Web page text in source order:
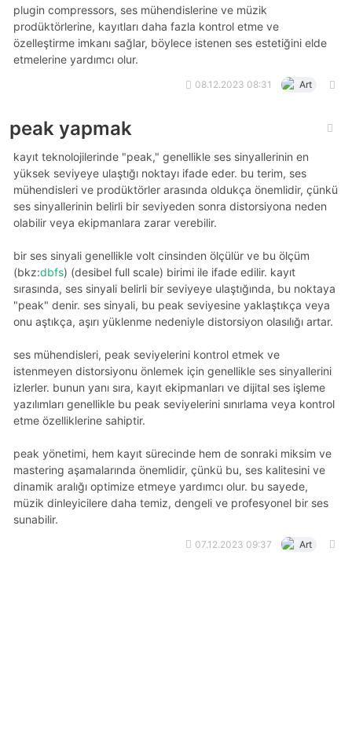
plugin compressors, ses mühendislerine ve müzik
prodüktörlerine, kayıtları daha fazla kontrol etme ve
özelleştirme imkanı sağlar, böylece istenen ses estetiğini elde
etmelerine yardımcı olur.
08.12.2023 08:31 Art
peak yapmak
kayıt teknolojilerinde "peak," genellikle ses sinyallerinin en
yüksek seviyeye ulaştığı noktayı ifade eder. bu terim, ses
mühendisleri ve prodüktörler arasında oldukça önemlidir, çünkü
ses sinyallerinin belirli bir seviyeden sonra distorsiyona neden
olabilir veya ekipmanlara zarar verebilir.
bir ses sinyali genellikle volt cinsinden ölçülür ve bu ölçüm
(bkz:dbfs) (desibel full scale) birimi ile ifade edilir. kayıt
sırasında, ses sinyali belirli bir seviyeye ulaştığında, bu noktaya
"peak" denir. ses sinyali, bu peak seviyesine yaklaştıkça veya
onu aştıkça, aşırı yüklenme nedeniyle distorsiyon olasılığı artar.
ses mühendisleri, peak seviyelerini kontrol etmek ve
istenmeyen distorsiyonu önlemek için genellikle ses sinyallerini
izlerler. bunun yanı sıra, kayıt ekipmanları ve dijital ses işleme
yazılımları genellikle bu peak seviyelerini sınırlama veya kontrol
etme özelliklerine sahiptir.
peak yönetimi, hem kayıt sürecinde hem de sonraki miksim ve
mastering aşamalarında önemlidir, çünkü bu, ses kalitesini ve
dinamik aralığı optimize etmeye yardımcı olur. bu sayede,
müzik dinleyicilere daha temiz, dengeli ve profesyonel bir ses
sunabilir.
07.12.2023 09:37 Art